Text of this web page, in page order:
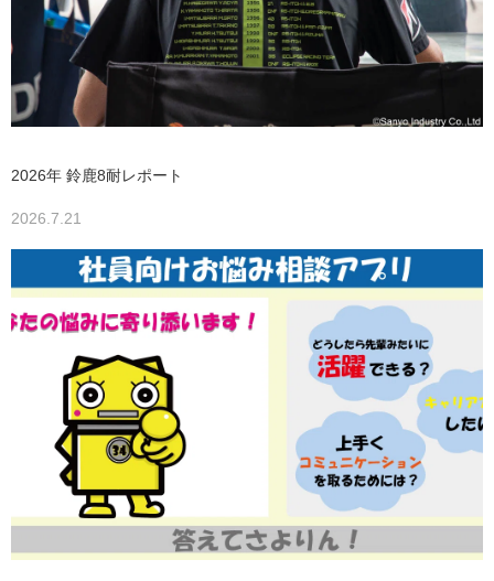
2026年 鈴鹿8耐レポート
2026.7.21